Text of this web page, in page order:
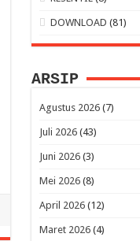
DOWNLOAD (81)
ARSIP
Agustus 2026(7)
Juli 2026(43)
Juni 2026(3)
Mei 2026(8)
April 2026(12)
Maret 2026(4)